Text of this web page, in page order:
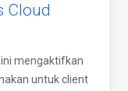
Cloud
mengaktifkan
untuk client